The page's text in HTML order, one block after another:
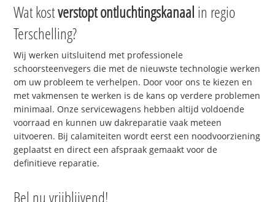
Wat kostverstopt ontluchtingskanaal in regio
Terschelling?
Wij werken uitsluitend met professionele
schoorsteenvegers die met de nieuwste technologie werken
om uw probleem te verhelpen. Door voor ons te kiezen en
met vakmensen te werken is de kans op verdere problemen
minimaal. Onze servicewagens hebben altijd voldoende
voorraad en kunnen uw dakreparatie vaak meteen
uitvoeren. Bij calamiteiten wordt eerst een noodvoorziening
geplaatst en direct een afspraak gemaakt voor de
definitieve reparatie.
Bel nu vrijblijvend!